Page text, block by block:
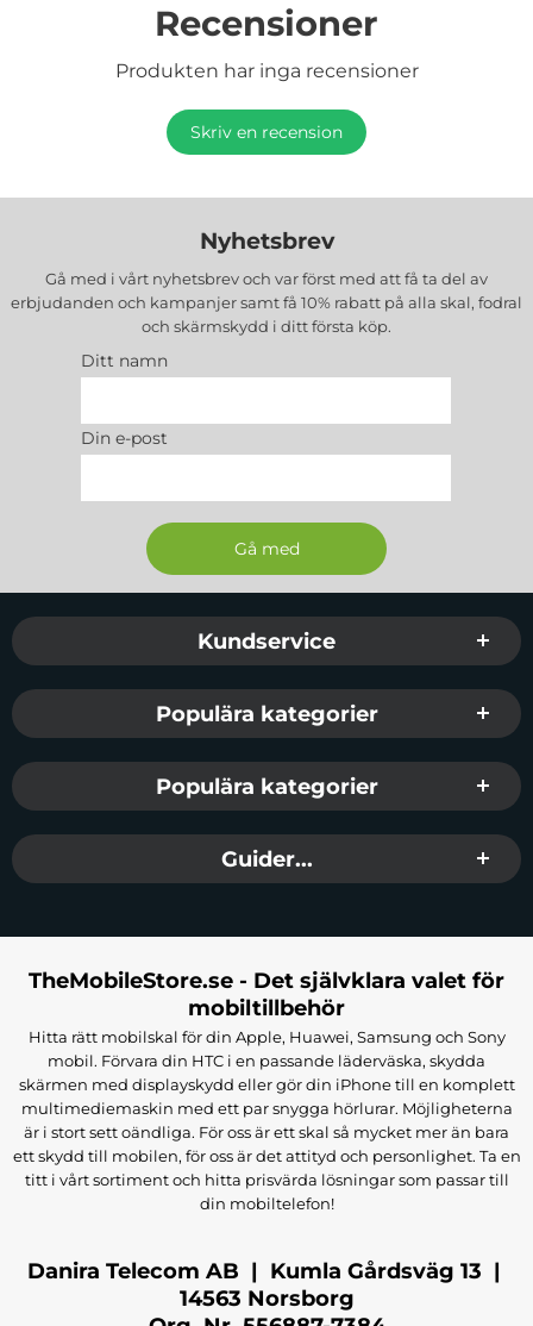
Recensioner
Produkten har inga recensioner
Skriv en recension
Nyhetsbrev
Gå med i vårt nyhetsbrev och var först med att få ta del av
erbjudanden och kampanjer samt få 10% rabatt på alla skal, fodral
och skärmskydd i ditt första köp.
Ditt namn
Din e-post
Sidfot Blandad info och länkar
Kundservice
Populära kategorier
Populära kategorier
Guider...
TheMobileStore.se - Det självklara valet för
mobiltillbehör
Hitta rätt mobilskal för din Apple, Huawei, Samsung och Sony
mobil. Förvara din HTC i en passande läderväska, skydda
skärmen med displayskydd eller gör din iPhone till en komplett
multimediemaskin med ett par snygga hörlurar. Möjligheterna
är i stort sett oändliga. För oss är ett skal så mycket mer än bara
ett skydd till mobilen, för oss är det attityd och personlighet. Ta en
titt i vårt sortiment och hitta prisvärda lösningar som passar till
din mobiltelefon!
Danira Telecom AB | Kumla Gårdsväg 13 |
14563 Norsborg